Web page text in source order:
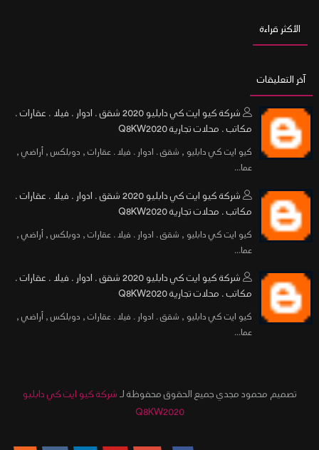
الأكثر قراءة
آخر التعليقات
شركة كيو ايت كي دابليو 2020 شقق . ادوار . فيلا . عقارات .
مكاتب . محلات تجارية Q8KW2020
كيو ايت كي دابليو , شقق . ادوار . فيلا . عقارات , دوبلكس , أراضي ,
عما...
شركة كيو ايت كي دابليو 2020 شقق . ادوار . فيلا . عقارات .
مكاتب . محلات تجارية Q8KW2020
كيو ايت كي دابليو , شقق . ادوار . فيلا . عقارات , دوبلكس , أراضي ,
عما...
شركة كيو ايت كي دابليو 2020 شقق . ادوار . فيلا . عقارات .
مكاتب . محلات تجارية Q8KW2020
كيو ايت كي دابليو , شقق . ادوار . فيلا . عقارات , دوبلكس , أراضي ,
عما...
تصميم محمود مجدي جميع الحقوق محفوظة لـشركة كيو ايت كي دابليو
Q8KW2020